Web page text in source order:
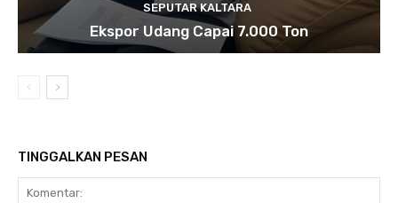
SEPUTAR KALTARA
Ekspor Udang Capai 7.000 Ton
TINGGALKAN PESAN